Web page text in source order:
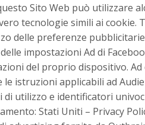
Sito Web può utilizzare
tecnologie simili ai
delle preferenze
impostazioni Ad di
del proprio dispositivo.
istruzioni applicabili ad
di utilizzo e identificatori
Stati Uniti – Privacy